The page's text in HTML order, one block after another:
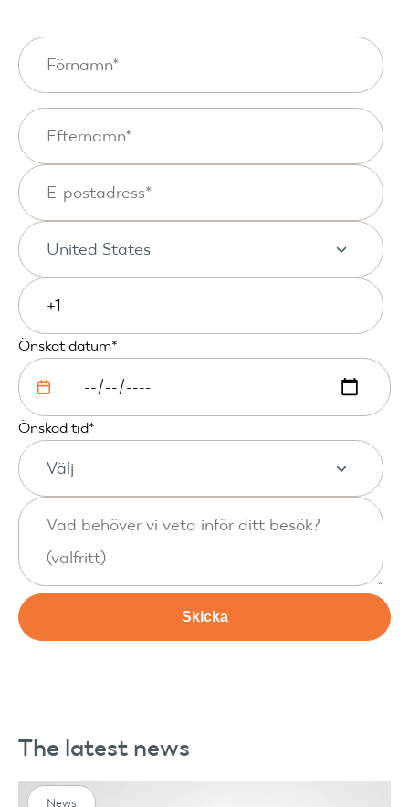
Önskat datum*
Önskad tid*
The latest news
News